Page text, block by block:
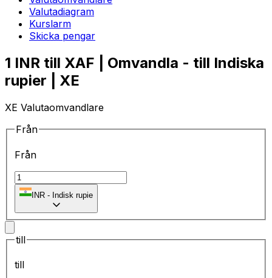
Valutadiagram
Kurslarm
Skicka pengar
1 INR till XAF | Omvandla - till Indiska
rupier | XE
XE Valutaomvandlare
Från
Från
INR - Indisk rupie
till
till